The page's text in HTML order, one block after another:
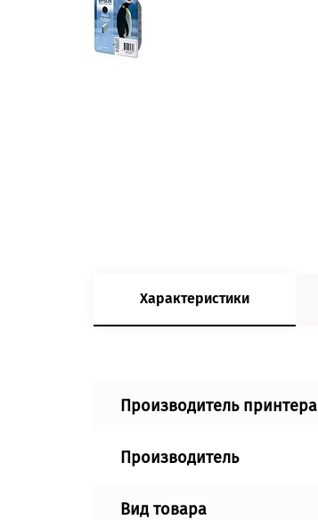
Характеристики
Производитель принтера
Производитель
Вид товара